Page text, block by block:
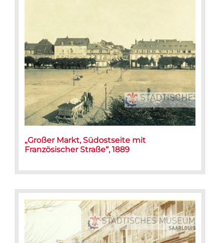
„Großer Markt, Südostseite mit
Französischer Straße“, 1889